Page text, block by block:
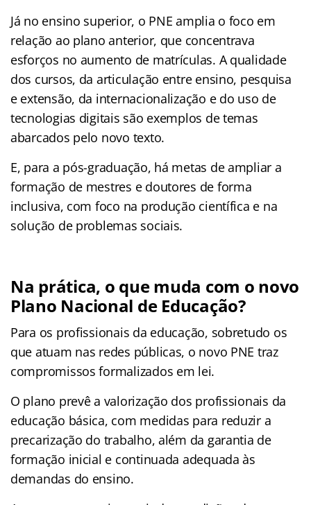
Já no ensino superior, o PNE amplia o foco em
relação ao plano anterior, que concentrava
esforços no aumento de matrículas. A qualidade
dos cursos, da articulação entre ensino, pesquisa
e extensão, da internacionalização e do uso de
tecnologias digitais são exemplos de temas
abarcados pelo novo texto.
E, para a pós-graduação, há metas de ampliar a
formação de mestres e doutores de forma
inclusiva, com foco na produção científica e na
solução de problemas sociais.
Na prática, o que muda com o novo
Plano Nacional de Educação?
Para os profissionais da educação, sobretudo os
que atuam nas redes públicas, o novo PNE traz
compromissos formalizados em lei.
O plano prevê a valorização dos profissionais da
educação básica, com medidas para reduzir a
precarização do trabalho, além da garantia de
formação inicial e continuada adequada às
demandas do ensino.